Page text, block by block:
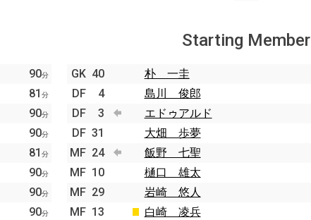
90分
81分
90分
90分
81分
90分
90分
90分
Starting Member
GK 40 朴 一圭
DF 4 島川 俊郎
DF 3 エドゥアルド
DF 31 大畑 歩夢
MF 24 飯野 七聖
MF 10 樋口 雄太
MF 29 岩崎 悠人
MF 13 白崎 凌兵